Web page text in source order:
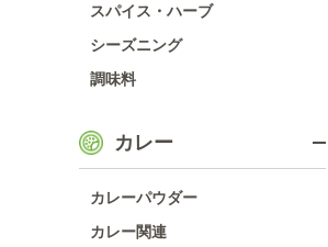
スパイス・ハーブ
シーズニング
調味料
カレー
カレーパウダー
カレー関連